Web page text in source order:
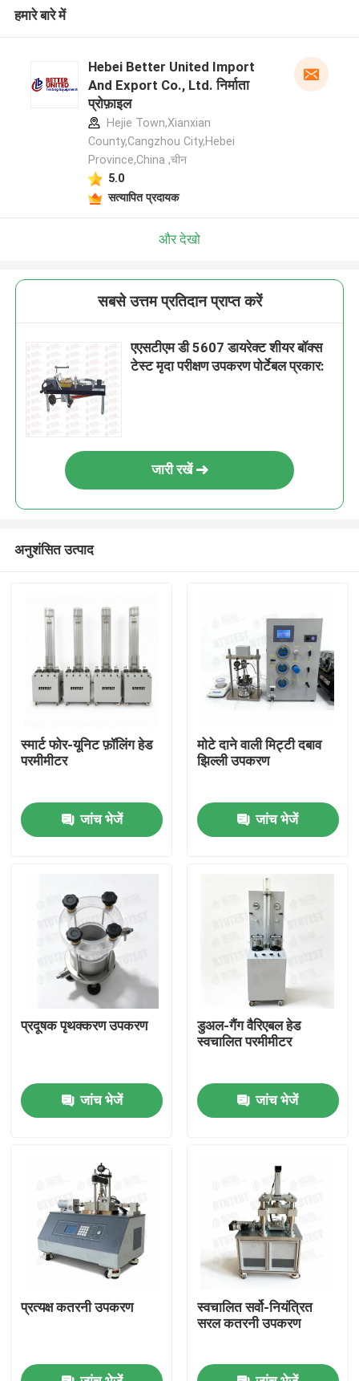
हमारे बारे में
गुणवत्ता नियंत्रण
हमसे संपर्क करें
एक बोली का अनुरोध
यूनिवर्सल टेस्टिंग मशीन
कंक्रीट परीक्षण मशीन
हमारे बारे में
Hebei Better United Import
And Export Co., Ltd. निर्माता
प्रोफ़ाइल
Hejie Town,Xianxian
County,Cangzhou City,Hebei
Province,China ,चीन
5.0
सत्यापित प्रदायक
और देखो
सबसे उत्तम प्रतिदान प्राप्त करें
एएसटीएम डी 5607 डायरेक्ट शीयर बॉक्स
टेस्ट मृदा परीक्षण उपकरण पोर्टेबल प्रकार:
जारी रखें
अनुशंसित उत्पाद
स्मार्ट फोर-यूनिट फ़ॉलिंग हेड
परमीमीटर
जांच भेजें
मोटे दाने वाली मिट्टी दबाव
झिल्ली उपकरण
जांच भेजें
प्रदूषक पृथक्करण उपकरण
जांच भेजें
डुअल-गैंग वैरिएबल हेड
स्वचालित परमीमीटर
जांच भेजें
प्रत्यक्ष कतरनी उपकरण
स्वचालित सर्वो-नियंत्रित
सरल कतरनी उपकरण